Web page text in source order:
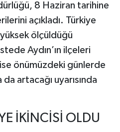
8 Haziran tarihine
açıkladı. Türkiye
yüksek ölçüldüğü
Aydın’ın ilçeleri
önümüzdeki günlerde
da artacağı uyarısında
İKİNCİSİ OLDU